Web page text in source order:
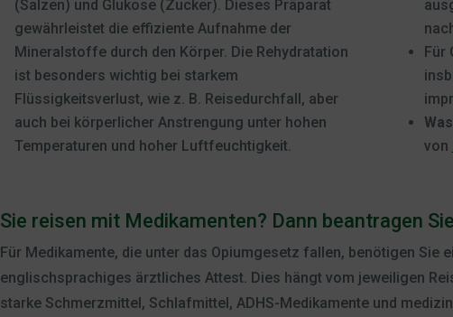
(Salzen) und Glukose (Zucker). Dieses Präparat
gewährleistet die effiziente Aufnahme der
Mineralstoffe durch den Körper. Die Rehydratation
ist besonders wichtig bei starkem
Flüssigkeitsverlust, wie z. B. Reisedurchfall, aber
auch bei körperlicher Anstrengung unter hohen
Temperaturen und hoher Luftfeuchtigkeit.
Für
von
Sie reisen mit Medikamenten? Dann beantragen
Für Medikamente, die unter das Opiumgesetz fallen, benötigen Sie
englischsprachiges ärztliches Attest. Dies hängt vom jeweiligen
starke Schmerzmittel, Schlafmittel, ADHS-Medikamente und